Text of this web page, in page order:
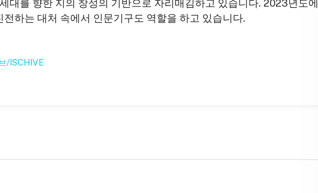
대를 향한 지의 창성의 기반으로 자리매김하고 있습니다. 2023년도에
하는 대처 속에서 인문기구도 역할을 하고 있습니다.
/ISCHIVE